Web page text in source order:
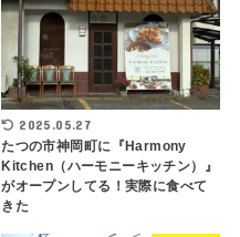
2025.05.27
たつの市神岡町に『Harmony
Kitchen（ハーモニーキッチン）』
がオープンしてる！実際に食べて
きた